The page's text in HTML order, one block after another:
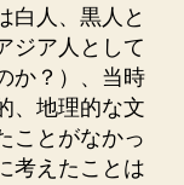
白人、黒人と
ジア人として
か？）、当時
、地理的な文
ことがなかっ
考えたことは